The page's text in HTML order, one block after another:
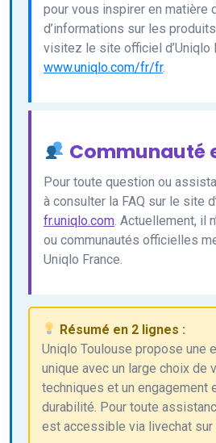
pour vous inspirer en matière
d’informations sur les
visitez le site officiel d’Uniqlo
www.uniqlo.com/fr/fr.
Communauté
Pour toute question ou
à consulter la FAQ sur le site
fr.uniqlo.com . Actuellement, il
ou communautés officielles
Uniqlo France.
Résumé en 2 lignes :
Uniqlo Toulouse propose une
unique avec un large choix de
techniques et un engagement
durabilité. Pour toute
est accessible via livechat sur